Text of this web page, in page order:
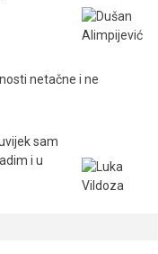
netačne i ne
sam
i u